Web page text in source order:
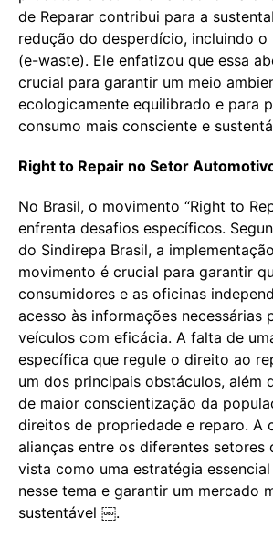
de Reparar contribui para a
redução do desperdício, incluindo
(e-waste). Ele enfatizou que essa
crucial para garantir um meio
ecologicamente equilibrado e para
consumo mais consciente e
Right to Repair no Setor
No Brasil, o movimento “Right to
enfrenta desafios específicos.
do Sindirepa Brasil, a
movimento é crucial para garantir
consumidores e as oficinas
acesso às informações necessárias
veículos com eficácia. A falta de
específica que regule o direito ao
um dos principais obstáculos, além
de maior conscientização da
direitos de propriedade e reparo. A
alianças entre os diferentes setores
vista como uma estratégia
nesse tema e garantir um mercado
sustentável ￼.